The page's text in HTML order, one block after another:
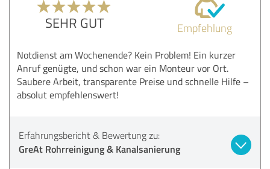
SEHR GUT Empfehlung
Notdienst am Wochenende? Kein Problem! Ein kurzer
Anruf genügte, und schon war ein Monteur vor Ort.
Saubere Arbeit, transparente Preise und schnelle Hilfe –
absolut empfehlenswert!
Erfahrungsbericht & Bewertung zu:
GreAt Rohrreinigung & Kanalsanierung